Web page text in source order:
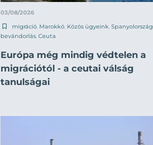
03/08/2026
migráció Marokkó Közös ügyeink Spanyolország
bevándorlás Ceuta
Európa még mindig védtelen a
migrációtól - a ceutai válság
tanulságai